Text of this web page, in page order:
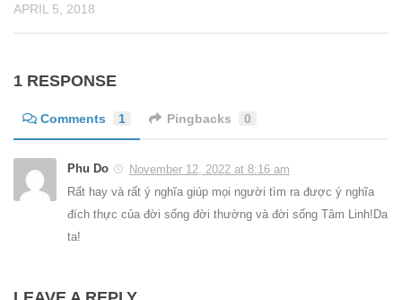
APRIL 5, 2018
1 RESPONSE
Comments 1 Pingbacks 0
Phu Do
November 12, 2022 at 8:16 am
Rất hay và rất ý nghĩa giúp mọi người tìm ra được ý nghĩa
đích thực của đời sống đời thường và đời sống Tâm Linh!Da
ta!